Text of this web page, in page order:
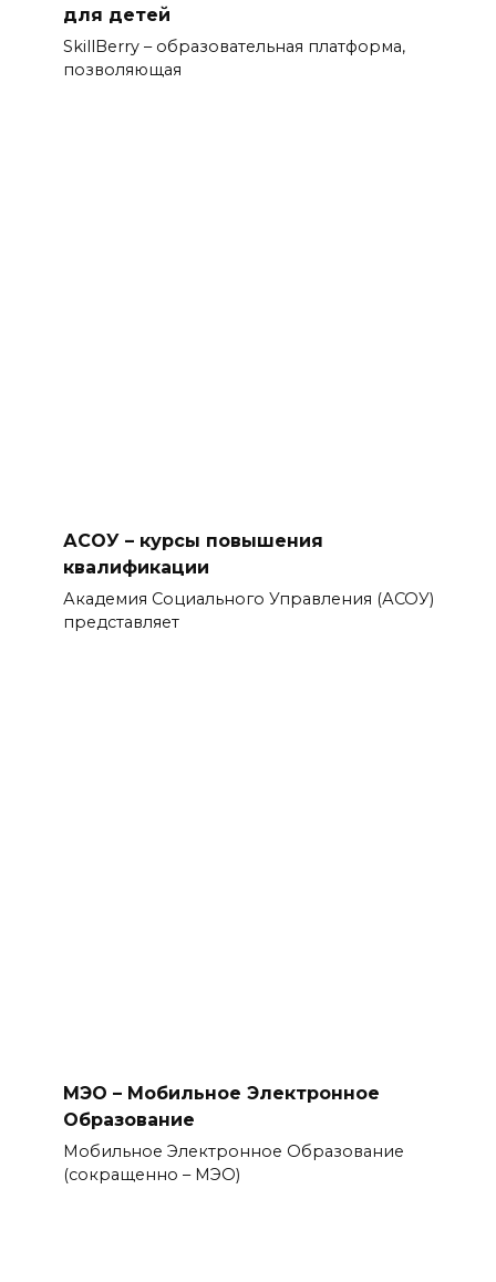
для детей
SkillBerry – образовательная платформа,
позволяющая
АСОУ – курсы повышения
квалификации
Академия Социального Управления (АСОУ)
представляет
МЭО – Мобильное Электронное
Образование
Мобильное Электронное Образование
(сокращенно – МЭО)